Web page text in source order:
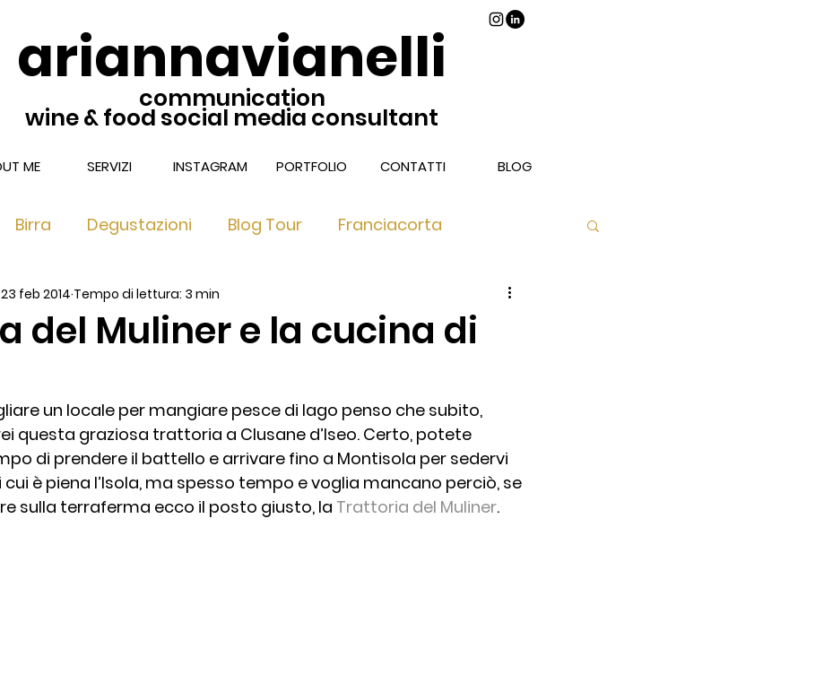
ariannavianelli
communication
wine & food social media consultant
ME SERVIZI INSTAGRAM PORTFOLIO CONTATTI BLOG
Birra Degustazioni Blog Tour Franciacorta
Extra Brut & Dosag
Pasta Recensioni Ricette del Territorio
Ricette Tradizione Ristoranti Slow Food Ricette
del Muliner e la cucina di
23 feb 2014 Tempo di lettura: 3 min
un locale per mangiare pesce di lago penso che subito,
questa graziosa trattoria a Clusane d’Iseo. Certo, potete
di prendere il battello e arrivare fino a Montisola per sedervi
cui è piena l’Isola, ma spesso tempo e voglia mancano perciò, se
sulla terraferma ecco il posto giusto, la Trattoria del Muliner.